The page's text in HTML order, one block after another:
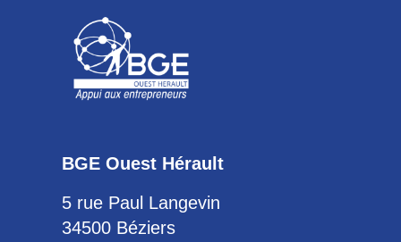
BGE Ouest Hérault
5 rue Paul Langevin
34500 Béziers